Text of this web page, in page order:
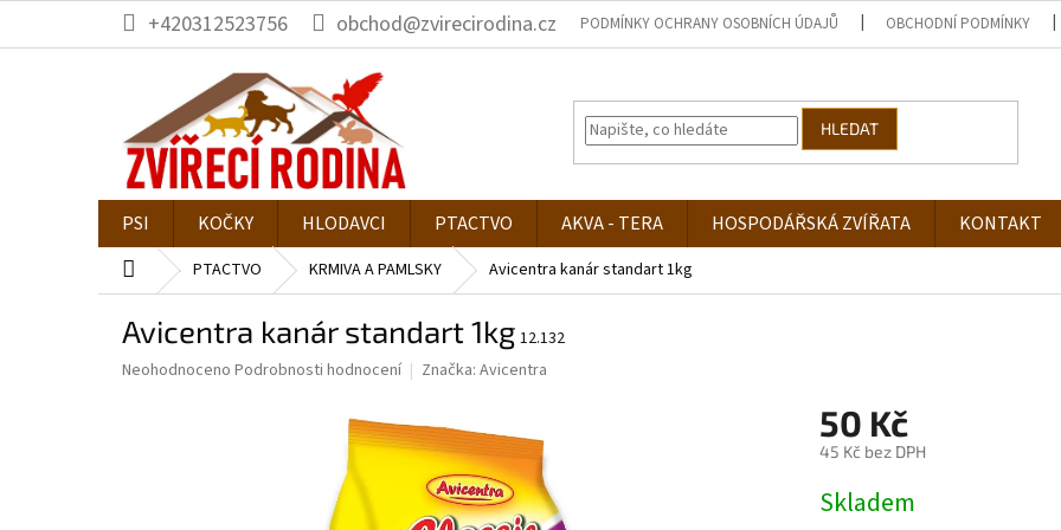
obsah
+420312523756 obchod@zvirecirodina.cz PODMÍNKY OCHRANY OSOBNÍCH ÚDAJŮ OBCHODNÍ PODMÍNKY
HLEDAT
PSI KOČKY HLODAVCI PTACTVO AKVA - TERA HOSPODÁŘSKÁ ZVÍŘATA KONTAKT
Domů PTACTVO KRMIVA A PAMLSKY Avicentra kanár standart 1kg
Avicentra kanár standart 1kg 12.132
Průměrné
Neohodnoceno Podrobnosti hodnocení Značka: Avicentra
50 Kč
45 Kč bez DPH
cena:
Skladem